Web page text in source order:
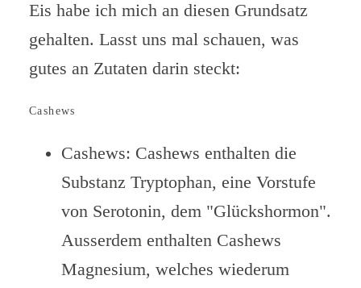
Eis habe ich mich an diesen Grundsatz
gehalten. Lasst uns mal schauen, was
gutes an Zutaten darin steckt:
Cashews
Cashews: Cashews enthalten die
Substanz Tryptophan, eine Vorstufe
von Serotonin, dem "Glückshormon".
Ausserdem enthalten Cashews
Magnesium, welches wiederum